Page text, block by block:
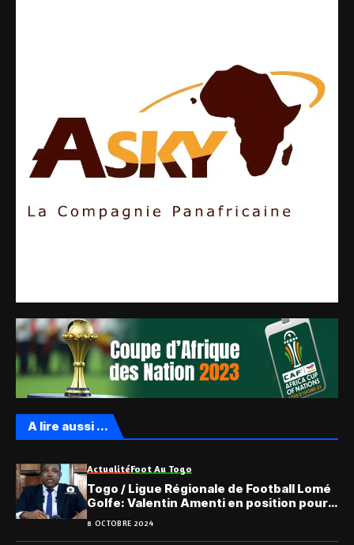
A lire aussi ...
ActualitéFoot Au Togo
Togo / Ligue Régionale de Football Lomé
Golfe: Valentin Amenti en position pour
la nouvelle mandature
8 OCTOBRE 2024